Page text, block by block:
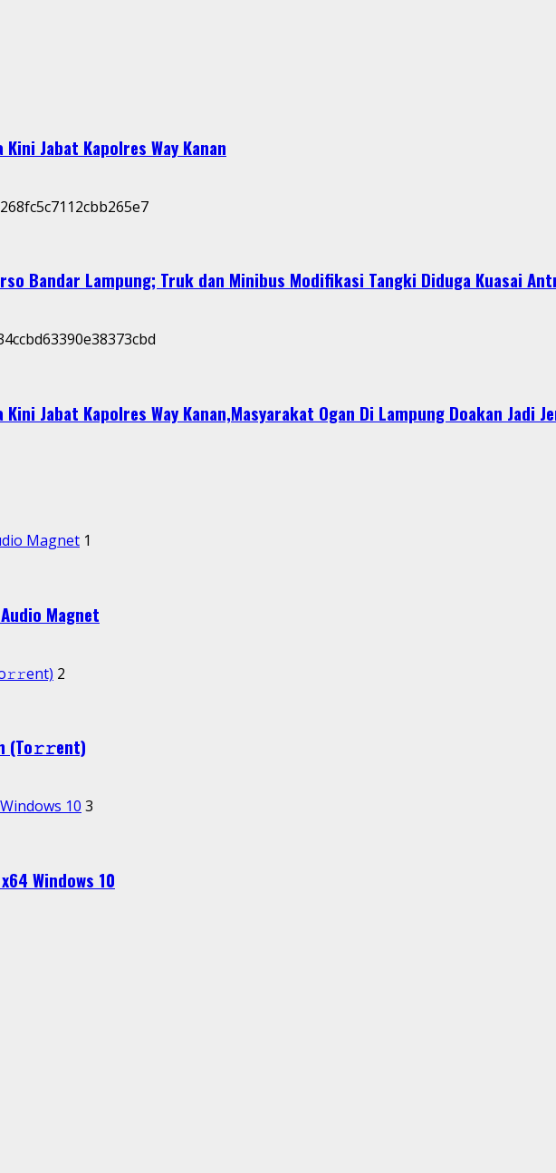
Jabat Kapolres Way Kanan
Bandar Lampung; Truk dan Minibus Modifikasi Tangki Diduga Kuasai
Jabat Kapolres Way Kanan,Masyarakat Ogan Di Lampung Doakan Jadi
Magnet 1
Magnet
2
(To𝚛𝚛еnt)
10 3
Windows 10